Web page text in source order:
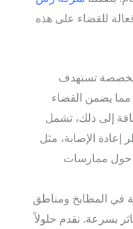
للقضاء على هذه
تستهدف
يضمن القضاء
إلى ذلك، تشمل
إعادة الإصابة، مثل
حول ممارسات
في المطابخ ومناطق
بسرعة. نقدم حلولاً